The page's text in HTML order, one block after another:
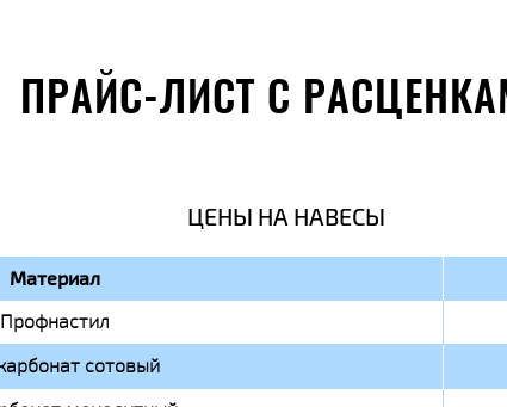
ПРАЙС-ЛИСТ С
ЦЕНЫ НА НАВЕСЫ
Материал
Профнастил
сотовый